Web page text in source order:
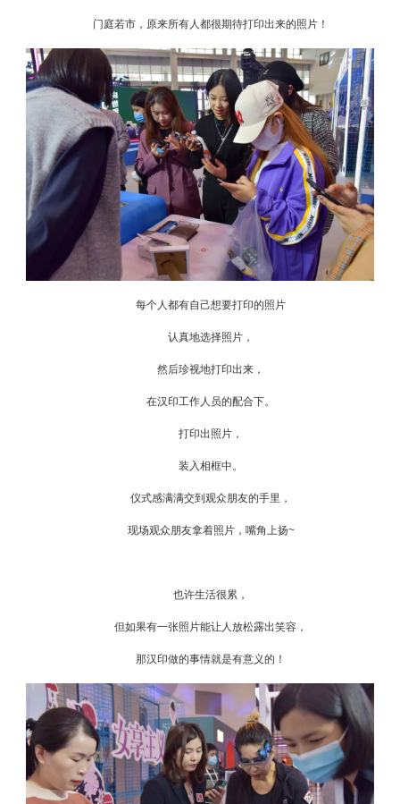
门庭若市，原来所有人都很期待打印出来的照片！
每个人都有自己想要打印的照片
认真地选择照片，
然后珍视地打印出来，
在汉印工作人员的配合下。
打印出照片，
装入相框中。
仪式感满满交到观众朋友的手里，
现场观众朋友拿着照片，嘴角上扬~
也许生活很累，
但如果有一张照片能让人放松露出笑容，
那汉印做的事情就是有意义的！